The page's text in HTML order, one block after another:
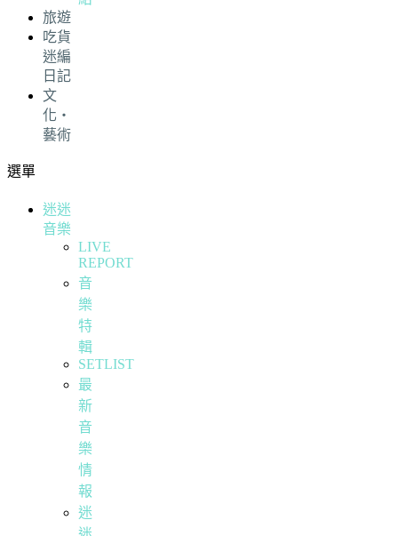
旅遊
吃貨
迷編
日記
文
化・
藝術
選單
迷迷
音樂
LIVE
REPORT
音
樂
特
輯
SETLIST
最
新
音
樂
情
報
迷